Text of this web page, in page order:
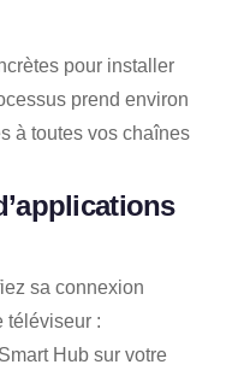
pour installer
prend environ
à toutes vos chaînes
sa connexion
téléviseur :
Hub sur votre